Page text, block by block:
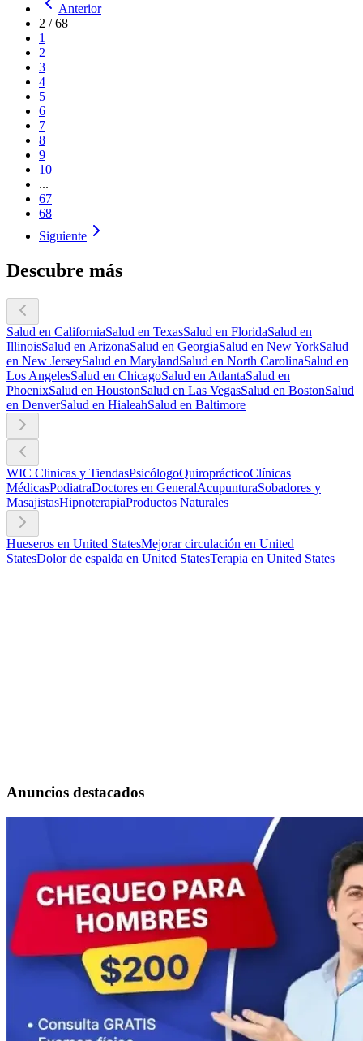
Anterior
2 /68
1
2
3
4
5
6
7
8
9
10
...
67
68
Siguiente
Descubre más
Salud en CaliforniaSalud en TexasSalud en FloridaSalud en
IllinoisSalud en ArizonaSalud en GeorgiaSalud en New YorkSalud
en New JerseySalud en MarylandSalud en North CarolinaSalud en
Los AngelesSalud en ChicagoSalud en AtlantaSalud en
PhoenixSalud en HoustonSalud en Las VegasSalud en BostonSalud
en DenverSalud en HialeahSalud en Baltimore
WIC Clinicas y TiendasPsicólogoQuiroprácticoClínicas
MédicasPodiatraDoctores en GeneralAcupunturaSobadores y
MasajistasHipnoterapiaProductos Naturales
Hueseros en United StatesMejorar circulación en United
StatesDolor de espalda en United StatesTerapia en United States
Anuncios destacados